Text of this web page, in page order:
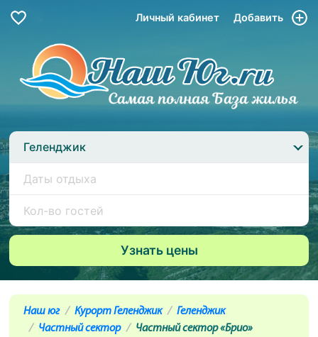
Личный кабинет Добавить
Геленджик
Наш юг Курорт Геленджик
Геленджик
Частный сектор
Частный сектор «Брио»